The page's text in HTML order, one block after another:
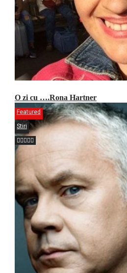
O zi cu ….Rona Hartner
Featured
Stiri